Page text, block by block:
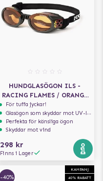
HUNDGLASÖGON ILS -
RACING FLAMES / ORANGE
LENS
För tuffa jyckar!
Glasögon som skyddar mot UV-ljus
Perfekta för känsliga ögon
Skyddar mot vind
298 kr
Finns i Lager
KAMPANJ
40% RABATT
-40%